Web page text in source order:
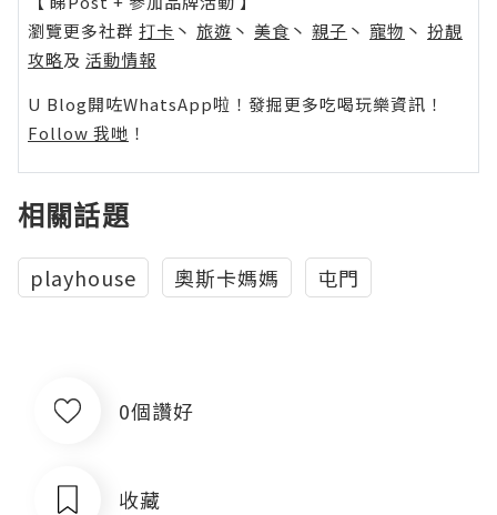
瀏覽更多社群 打卡 丶 旅遊 丶 美食 丶 親子 丶 寵物 丶 扮靚
攻略及 活動情報
U Blog開咗WhatsApp啦！發掘更多吃喝玩樂資訊！
Follow 我哋 ！
相關話題
playhouse 奧斯卡媽媽 屯門
0個讚好
收藏